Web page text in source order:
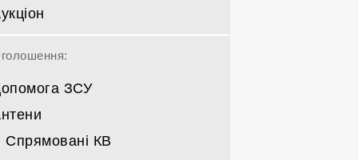
ЗСУ
Спрямовані КВ